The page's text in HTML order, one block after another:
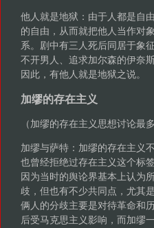
他人就是地狱：由于人都是自
的自由，从而就把他人当作对
系。剧中有三人死后同居于象
不开男人、追求加尔森的伊奈
因此，有他人就是地狱之说。
加缪的存在主义
（加缪的存在主义思想讨论最
加缪与萨特：加缪的存在主义
也曾经拒绝过存在主义这个标
因为当时的舆论界基本上认为
歧，但也有不少共同点，尤其
俩人的分歧主要是对待革命和
后受马克思主义影响，而加缪